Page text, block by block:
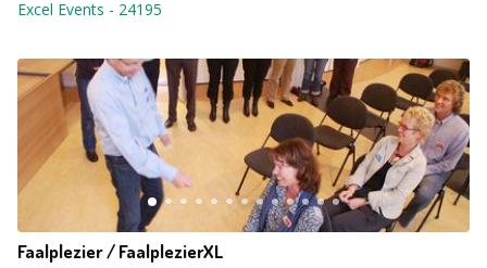
Excel Events - 24195
Faalplezier / FaalplezierXL